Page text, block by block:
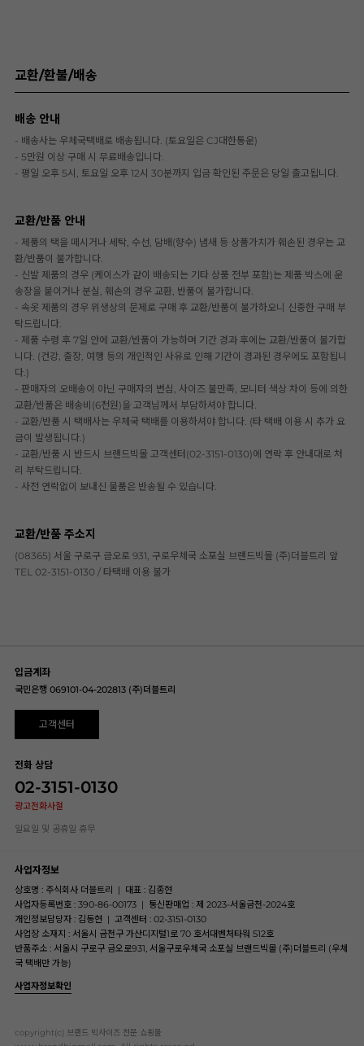
교환/환불/배송
배송 안내
- 배송사는 우체국택배로 배송됩니다. (토요일은 CJ대한통운)
- 5만원 이상 구매 시 무료배송입니다.
- 평일 오후 5시, 토요일 오후 12시 30분까지 입금 확인된 주문은 당일 출고됩니다.
교환/반품 안내
- 제품의 택을 떼시거나 세탁, 수선, 담배(향수) 냄새 등 상품가치가 훼손된 경우는 교
환/반품이 불가합니다.
- 신발 제품의 경우 (케이스가 같이 배송되는 기타 상품 전부 포함)는 제품 박스에 운
송장을 붙이거나 분실, 훼손의 경우 교환, 반품이 불가합니다.
- 속옷 제품의 경우 위생상의 문제로 구매 후 교환/반품이 불가하오니 신중한 구매 부
탁드립니다.
- 제품 수령 후 7일 안에 교환/반품이 가능하며 기간 경과 후에는 교환/반품이 불가합
니다. (건강, 출장, 여행 등의 개인적인 사유로 인해 기간이 경과된 경우에도 포함됩니
다.)
- 판매자의 오배송이 아닌 구매자의 변심, 사이즈 불만족, 모니터 색상 차이 등에 의한
교환/반품은 배송비(6천원)을 고객님께서 부담하셔야 합니다.
- 교환/반품 시 택배사는 우체국 택배를 이용하셔야 합니다. (타 택배 이용 시 추가 요
금이 발생됩니다.)
- 교환/반품 시 반드시 브랜드빅몰 고객센터(02-3151-0130)에 연락 후 안내대로 처
리 부탁드립니다.
- 사전 연락없이 보내신 물품은 반송될 수 있습니다.
교환/반품 주소지
(08365) 서울 구로구 금오로 931, 구로우체국 소포실 브랜드빅몰 (주)더블트리 앞
TEL 02-3151-0130 / 타택배 이용 불가
입금계좌
국민은행 069101-04-202813 (주)더블트리
고객센터
전화 상담
02-3151-0130
광고전화사절
일요일 및 공휴일 휴무
사업자정보
상호명 : 주식회사 더블트리 | 대표 : 김종현
사업자등록번호 : 390-86-00173 | 통신판매업 : 제 2023-서울금천-2024호
개인정보담당자 : 김동현 | 고객센터 : 02-3151-0130
사업장 소재지 : 서울시 금천구 가산디지털1로 70 호서대벤처타워 512호
반품주소 : 서울시 구로구 금오로931, 서울구로우체국 소포실 브랜드빅몰 (주)더블트리 (우체
국 택배만 가능)
사업자정보확인
copyright(c) 브랜드 빅사이즈 전문 쇼핑몰